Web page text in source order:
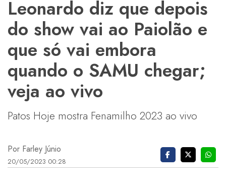
Leonardo diz que depois
do show vai ao Paiolão e
que só vai embora
quando o SAMU chegar;
veja ao vivo
Patos Hoje mostra Fenamilho 2023 ao vivo
Por Farley Júnio
20/05/2023 00:28